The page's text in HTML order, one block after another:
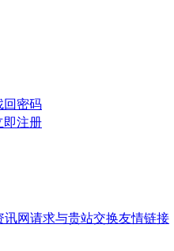
回密码
即注册
讯网请求与贵站交换友情链接